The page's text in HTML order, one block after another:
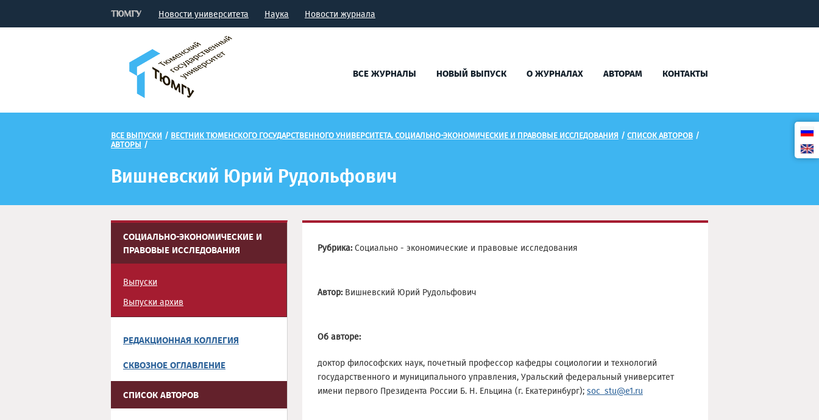
Новости университета Наука Новости журнала
ВСЕ ЖУРНАЛЫ НОВЫЙ ВЫПУСК О ЖУРНАЛАХ АВТОРАМ КОНТАКТЫ
ВСЕ ВЫПУСКИ / ВЕСТНИК ТЮМЕНСКОГО ГОСУДАРСТВЕННОГО УНИВЕРСИТЕТА. СОЦИАЛЬНО-ЭКОНОМИЧЕСКИЕ И ПРАВОВЫЕ ИССЛЕДОВАНИЯ / СПИСОК АВТОРОВ /
АВТОРЫ /
Вишневский Юрий Рудольфович
СОЦИАЛЬНО-ЭКОНОМИЧЕСКИЕ И
ПРАВОВЫЕ ИССЛЕДОВАНИЯ
Выпуски
Выпуски архив
РЕДАКЦИОННАЯ КОЛЛЕГИЯ
СКВОЗНОЕ ОГЛАВЛЕНИЕ
СПИСОК АВТОРОВ
Рубрика:Социально - экономические и правовые исследования
Автор:Вишневский Юрий Рудольфович
Об авторе:
доктор философских наук, почетный профессор кафедры социологии и технологий
государственного и муниципального управления, Уральский федеральный университет
имени первого Президента России Б. Н. Ельцина (г. Екатеринбург); soc_stu@e1.ru